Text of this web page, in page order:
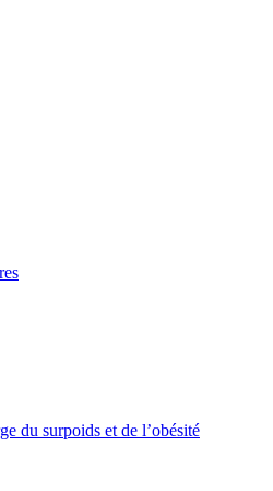
du surpoids et de l’obésité